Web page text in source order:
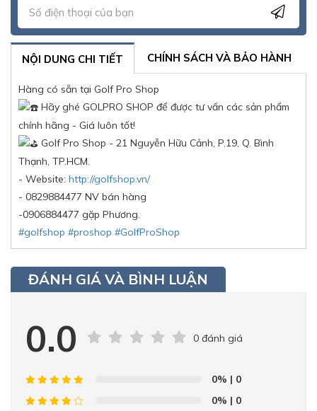
NỘI DUNG CHI TIẾT CHÍNH SÁCH VÀ BẢO HÀNH
Hàng có sẵn tại Golf Pro Shop
Hãy ghé GOLPRO SHOP để được tư vấn các sản phẩm
chính hãng - Giá luôn tốt!
Golf Pro Shop - 21 Nguyễn Hữu Cảnh, P.19, Q. Bình
Thạnh, TP.HCM.
- Website: http://golfshop.vn/
- 0829884477 NV bán hàng
-0906884477 gặp Phương.
#golfshop #proshop #GolfProShop
ĐÁNH GIÁ VÀ BÌNH LUẬN
0.0 0 đánh giá
0% | 0
0% | 0